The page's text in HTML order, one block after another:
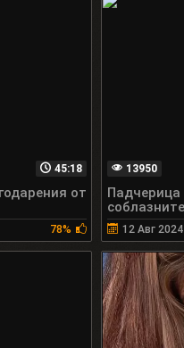
45:18
от
78%
13950
Падчерица
12 Авг 2024